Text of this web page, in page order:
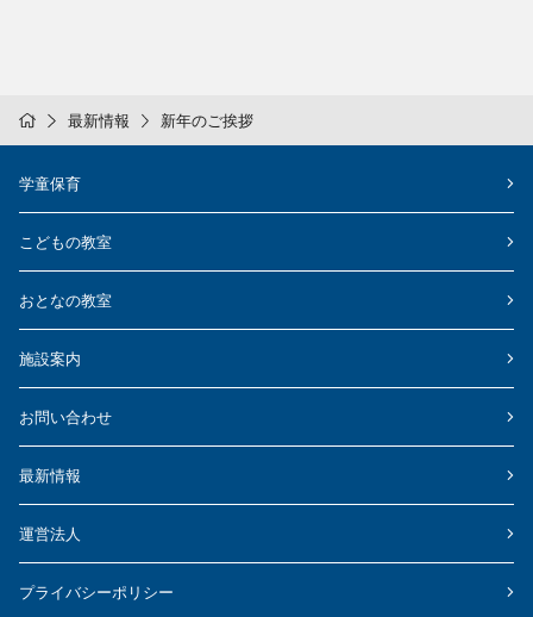
最新情報 新年のご挨拶
学童保育
こどもの教室
おとなの教室
施設案内
お問い合わせ
最新情報
運営法人
プライバシーポリシー